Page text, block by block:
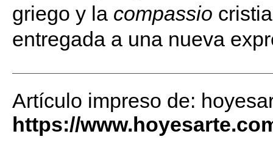
griego y la compassio
entregada a una nueva
Artículo impreso de:
https://